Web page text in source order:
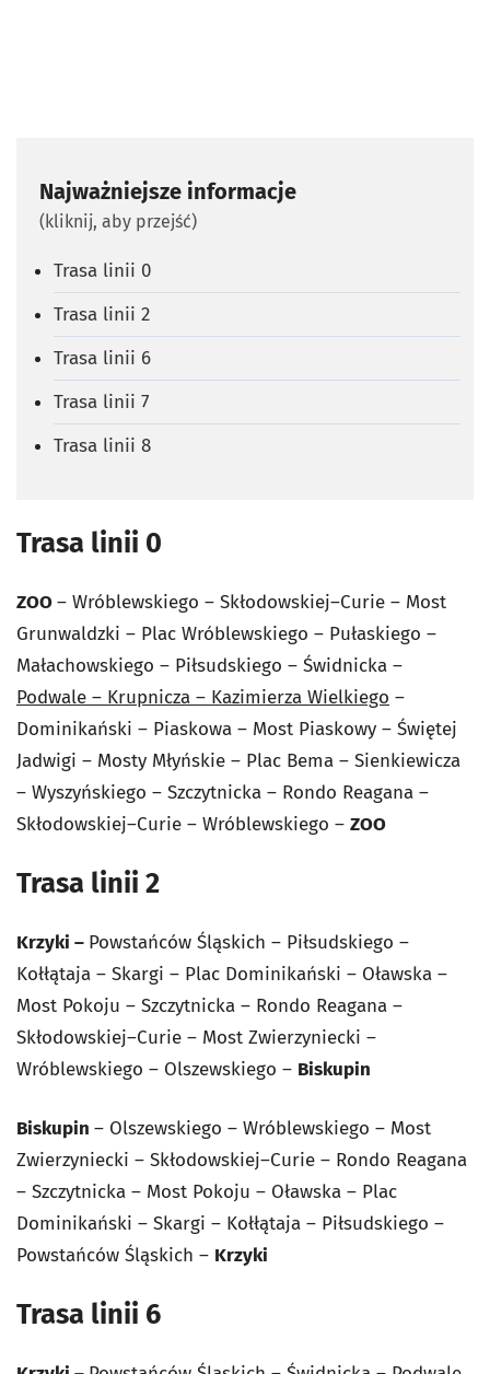
Najważniejsze informacje
(kliknij, aby przejść)
Trasa linii 0
Trasa linii 2
Trasa linii 6
Trasa linii 7
Trasa linii 8
Trasa linii 0
ZOO– Wróblewskiego – Skłodowskiej–Curie – Most
Grunwaldzki – Plac Wróblewskiego – Pułaskiego –
Małachowskiego – Piłsudskiego – Świdnicka –
Podwale – Krupnicza – Kazimierza Wielkiego –
Dominikański – Piaskowa – Most Piaskowy – Świętej
Jadwigi – Mosty Młyńskie – Plac Bema – Sienkiewicza
– Wyszyńskiego – Szczytnicka – Rondo Reagana –
Skłodowskiej–Curie – Wróblewskiego – ZOO
Trasa linii 2
Krzyki – Powstańców Śląskich – Piłsudskiego –
Kołłątaja – Skargi – Plac Dominikański – Oławska –
Most Pokoju – Szczytnicka – Rondo Reagana –
Skłodowskiej–Curie – Most Zwierzyniecki –
Wróblewskiego – Olszewskiego – Biskupin
Biskupin – Olszewskiego – Wróblewskiego – Most
Zwierzyniecki – Skłodowskiej–Curie – Rondo Reagana
– Szczytnicka – Most Pokoju – Oławska – Plac
Dominikański – Skargi – Kołłątaja – Piłsudskiego –
Powstańców Śląskich – Krzyki
Trasa linii 6